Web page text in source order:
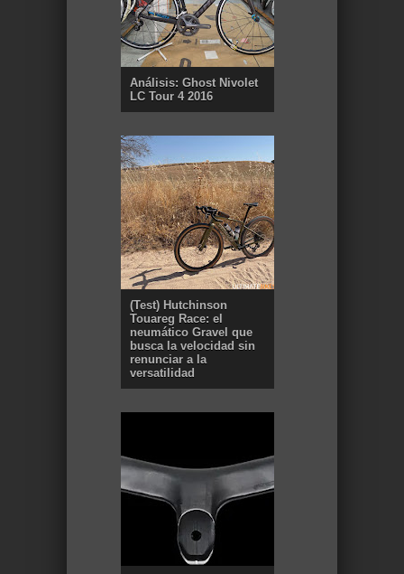
Análisis: Ghost Nivolet
LC Tour 4 2016
(Test) Hutchinson
Touareg Race: el
neumático Gravel que
busca la velocidad sin
renunciar a la
versatilidad